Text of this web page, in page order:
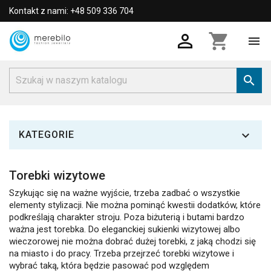
Kontakt z nami: +48 509 336 704
 shopping_cart 

KATEGORIE 
Torebki wizytowe
Szykując się na ważne wyjście, trzeba zadbać o wszystkie
elementy stylizacji. Nie można pominąć kwestii dodatków, które
podkreślają charakter stroju. Poza biżuterią i butami bardzo
ważna jest torebka. Do eleganckiej sukienki wizytowej albo
wieczorowej nie można dobrać dużej torebki, z jaką chodzi się
na miasto i do pracy. Trzeba przejrzeć torebki wizytowe i
wybrać taką, która będzie pasować pod względem